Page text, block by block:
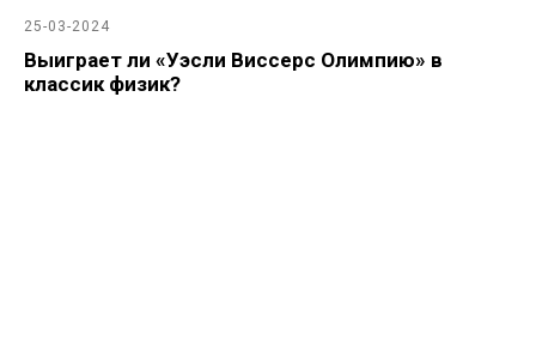
25-03-2024
Выиграет ли «Уэсли Виссерс Олимпию» в
классик физик?